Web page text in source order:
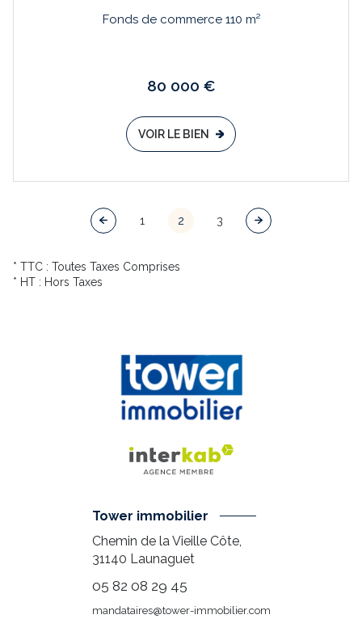
Fonds de commerce 110 m²
80 000 €
VOIR LE BIEN
1 2 3
* TTC : Toutes Taxes Comprises
* HT : Hors Taxes
Tower immobilier
Chemin de la Vieille Côte,
31140 Launaguet
05 82 08 29 45
mandataires@tower-immobilier.com